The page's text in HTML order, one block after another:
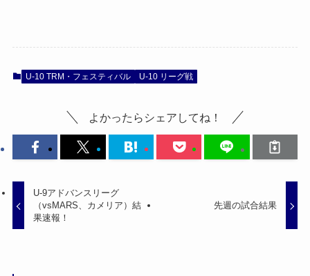
U-10 TRM・フェスティバル U-10 リーグ戦
よかったらシェアしてね！
U-9アドバンスリーグ
（vsMARS、カメリア）結
果速報！
先週の試合結果